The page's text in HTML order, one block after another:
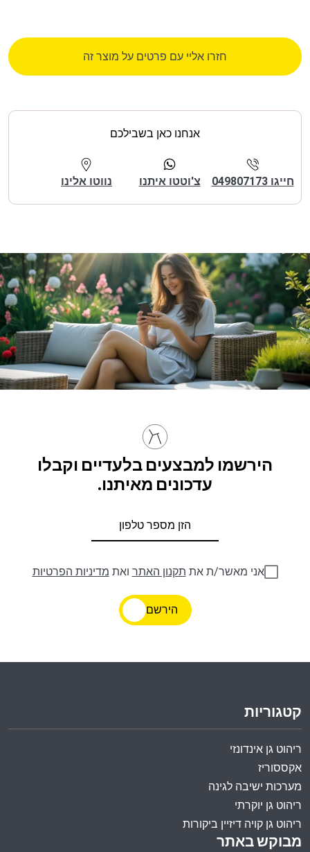
חזרו אליי עם פרטים על מוצר זה
אנחנו כאן בשבילכם
חייגו 049807173 צ'וטטו איתנו נווטו אלינו
הירשמו למבצעים בלעדיים וקבלו
עדכונים מאיתנו.
אני מאשר/ת את תקנון האתר ואת מדיניות הפרטיות
הירשם
מבוקש באתר
קטגוריות
ריהוט גן אינדונזי
אקססוריז
מערכות ישיבה לגינה
ריהוט גן יוקרתי
ריהוט גן קויה דיזיין ביקורות